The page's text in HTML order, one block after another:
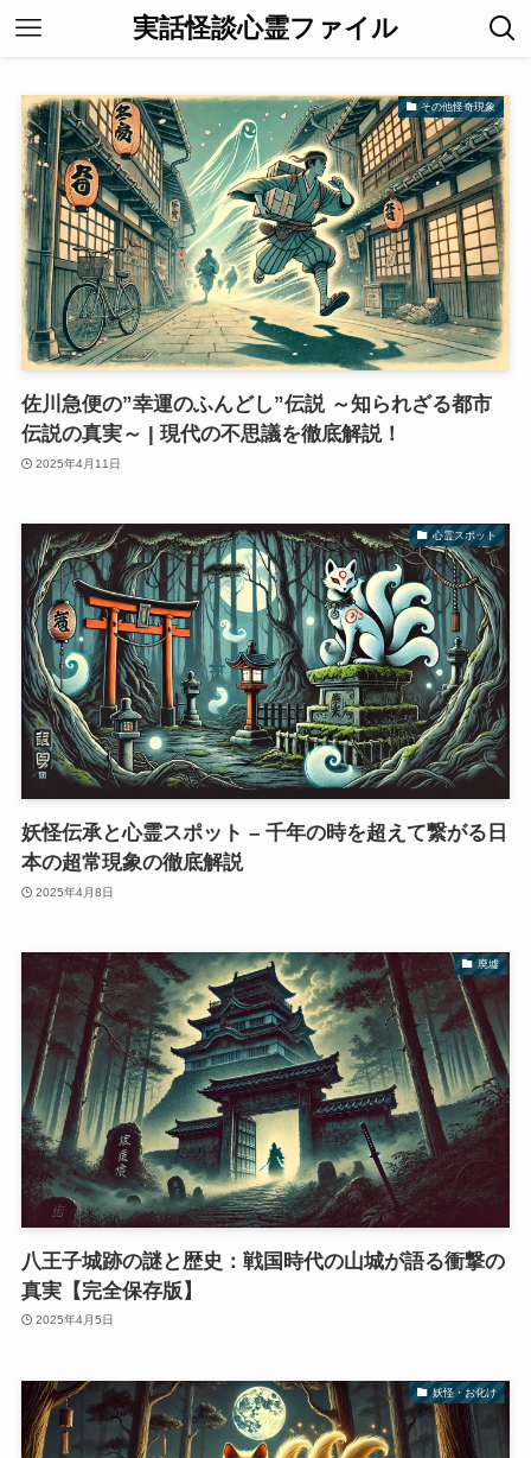
実話怪談心霊ファイル
その他怪奇現象
佐川急便の”幸運のふんどし”伝説 ～知られざる都市
伝説の真実～ | 現代の不思議を徹底解説！
2025年4月11日
心霊スポット
妖怪伝承と心霊スポット – 千年の時を超えて繋がる日
本の超常現象の徹底解説
2025年4月8日
廃墟
八王子城跡の謎と歴史：戦国時代の山城が語る衝撃の
真実【完全保存版】
2025年4月5日
妖怪・お化け